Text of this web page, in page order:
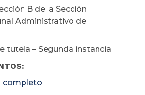
B de la Sección
Administrativo de
tutela – Segunda instancia
completo